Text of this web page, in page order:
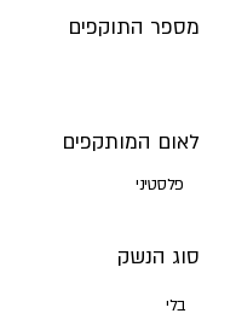
מספר התוקפים
לאום המותקפים
פלסטיני
סוג הנשק
בלי